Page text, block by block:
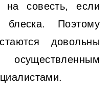
совесть, если
Поэтому
довольны